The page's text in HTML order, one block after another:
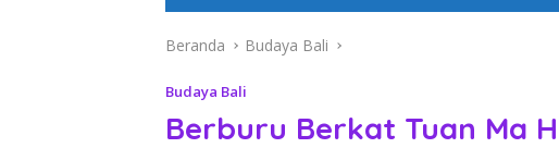
Beranda Budaya Bali
Budaya Bali
Berburu Berkat Tuan Ma